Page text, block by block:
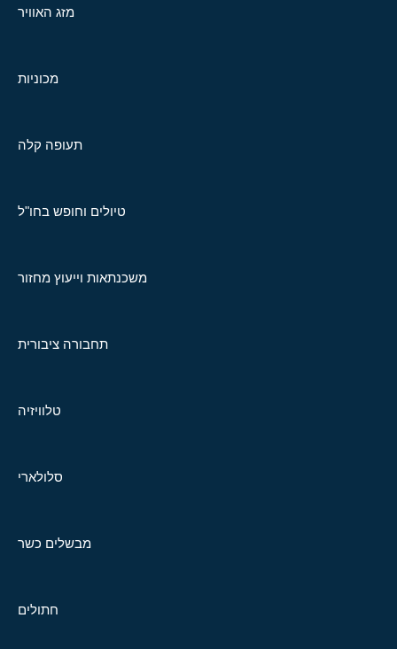
מזג האוויר
מכוניות
תעופה קלה
טיולים וחופש בחו"ל
משכנתאות וייעוץ מחזור
תחבורה ציבורית
טלוויזיה
סלולארי
מבשלים כשר
חתולים